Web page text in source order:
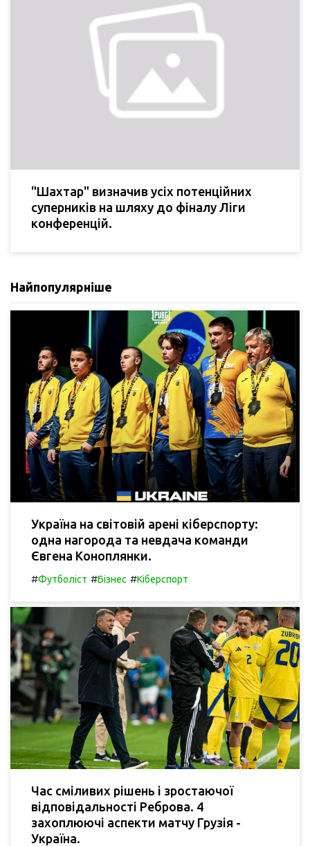
"Шахтар" визначив усіх потенційних
суперників на шляху до фіналу Ліги
конференцій.
Найпопулярніше
Україна на світовій арені кіберспорту:
одна нагорода та невдача команди
Євгена Коноплянки.
#Футболіст #Бізнес #Кіберспорт
Час сміливих рішень і зростаючої
відповідальності Реброва. 4
захоплюючі аспекти матчу Грузія -
Україна.